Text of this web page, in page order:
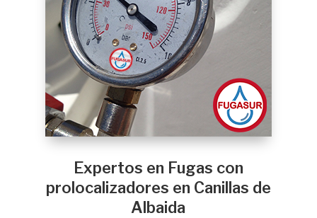
Expertos en Fugas con
prolocalizadores en Canillas de
Albaida